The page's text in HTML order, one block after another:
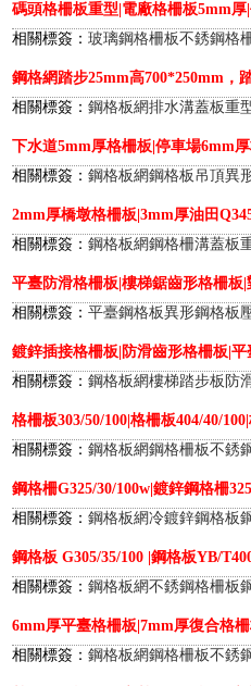
碼頭格柵板重型|電廠格柵板5mm厚
相關標簽： 玻璃鋼格柵板不銹鋼格
鋼格網踏步25mm高700*250mm，
相關標簽： 鋼格板網排水溝蓋板重
下水道5mm厚格柵板|停車場6mm
相關標簽： 鋼格板網鋼格板吊頂異
2mm厚橋墩格柵板|3mm厚油田
相關標簽： 鋼格板網鋼格柵溝蓋板
平臺防滑格柵板|樓梯鋸齒形格柵板|
相關標簽： 平臺鋼格板異形鋼格板
鍍鋅插接格柵板|防滑齒形格柵板|
相關標簽： 鋼格板網樓梯踏步板 防
格柵板303/50/100|格柵板404/40/
相關標簽： 鋼格板網鋼格柵板不銹
鋼格柵G325/30/100w|鍍鋅鋼格柵
相關標簽： 鋼格板網冷鍍鋅鋼格板
鋼格板 G305/35/100 |鋼格板YB/
相關標簽： 鋼格板網不銹鋼格柵板
6mm厚平臺格柵板|7mm厚復合格
相關標簽： 鋼格板網鋼格柵板不銹